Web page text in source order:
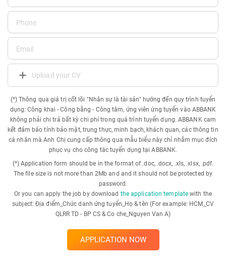
Upload your CV
(*) Thông qua giá trị cốt lõi "Nhân sự là tài sản" hướng đến quy trình tuyển
dụng: Công khai - Công bằng - Công tâm, ứng viên ứng tuyển vào ABBANK
không phải chi trả bất kỳ chi phí trong quá trình tuyển dụng. ABBANK cam
kết đảm bảo tính bảo mật, trung thực, minh bạch, khách quan, các thông tin
cá nhân mà Anh Chị cung cấp thông qua mẫu biểu này chỉ nhằm mục đích
phục vụ cho công tác tuyển dụng tại ABBANK.
(*) Application form should be in the format of .doc, .docx, .xls, .xlsx, .pdf.
The file size is not more than 2Mb and and it should not be protected by
password.
Or you can apply the job by download the application template with the
subject: Địa điểm_Chức danh ứng tuyển_Họ & tên (For example: HCM_CV
QLRR TD - BP CS & Co che_Nguyen Van A)
APPLICATION NOW